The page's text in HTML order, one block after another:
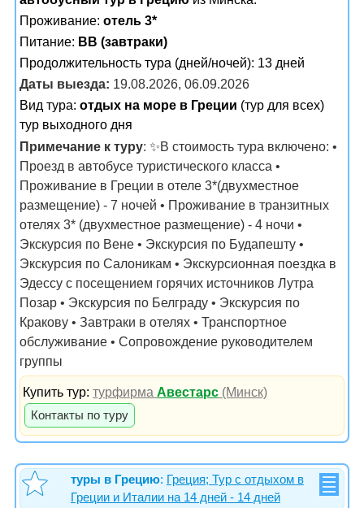
Проживание: отель 3*
Питание: BB (завтраки)
Продолжительность тура (дней/ночей): 13 дней
Даты выезда: 19.08.2026, 06.09.2026
Вид тура: отдых на море в Греции (тур для всех)
тур выходного дня
Примечание к туру: ✨В стоимость тура включено: •
Проезд в автобусе туристического класса •
Проживание в Греции в отеле 3*(двухместное
размещение) - 7 ночей • Проживание в транзитных
отелях 3* (двухместное размещение) - 4 ночи •
Экскурсия по Вене • Экскурсия по Будапешту •
Экскурсия по Салоникам • Экскурсионная поездка в
Эдессу с посещением горячих источников Лутра
Позар • Экскурсия по Белграду • Экскурсия по
Кракову • Завтраки в отелях • Транспортное
обслуживание • Сопровождение руководителем
группы
Купить тур:турфирмаАвестарс (Минск)
Контакты по туру
туры в Грецию: Греция; Тур с отдыхом в
Греции и Италии на 14 дней - 14 дней